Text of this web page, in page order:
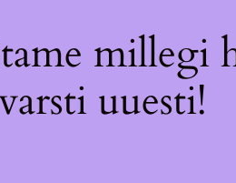
millegi
uuesti!